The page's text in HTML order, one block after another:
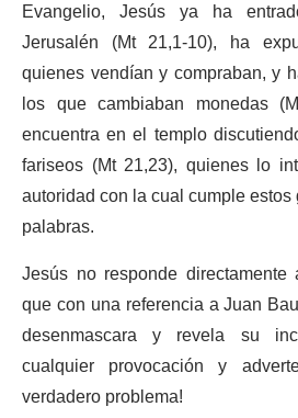
Evangelio, Jesús ya ha
Jerusalén (Mt 21,1-10), ha
quienes vendían y compraban, y
los que cambiaban monedas
encuentra en el templo
fariseos (Mt 21,23), quienes lo
autoridad con la cual cumple
palabras.
Jesús no responde
que con una referencia a Juan
desenmascara y revela su
cualquier provocación y
verdadero problema!